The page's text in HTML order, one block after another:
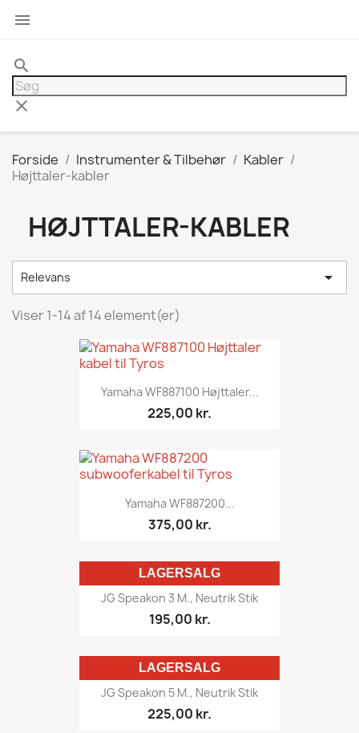

search
clear
Forside Instrumenter & Tilbehør
Kabler
Højttaler-kabler
HØJTTALER-KABLER
Relevans 
Viser 1-14 af 14 element(er)
Yamaha WF887100 Højttaler...
225,00 kr.
Yamaha WF887200...
375,00 kr.
JG Speakon 3 M., Neutrik Stik
195,00 kr.
LAGERSALG
JG Speakon 5 M., Neutrik Stik
225,00 kr.
LAGERSALG